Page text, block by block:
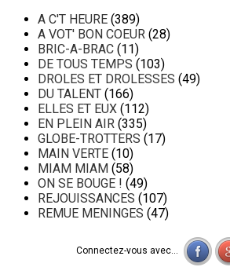
A C'T HEURE (389)
A VOT' BON COEUR (28)
BRIC-A-BRAC (11)
DE TOUS TEMPS (103)
DROLES ET DROLESSES (49)
DU TALENT (166)
ELLES ET EUX (112)
EN PLEIN AIR (335)
GLOBE-TROTTERS (17)
MAIN VERTE (10)
MIAM MIAM (58)
ON SE BOUGE ! (49)
REJOUISSANCES (107)
REMUE MENINGES (47)
Connectez-vous avec...